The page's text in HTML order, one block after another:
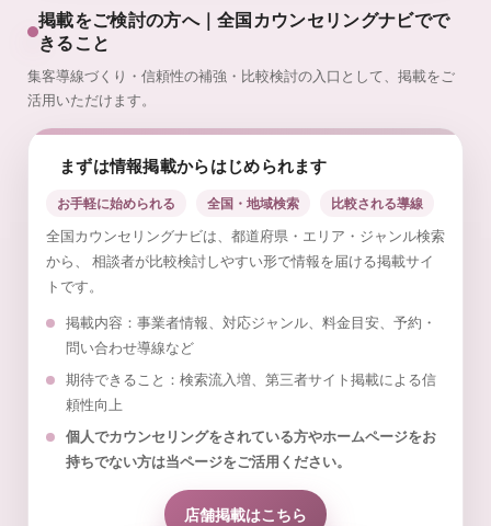
掲載をご検討の方へ｜全国カウンセリングナビでで
きること
集客導線づくり・信頼性の補強・比較検討の入口として、掲載をご
活用いただけます。
まずは情報掲載からはじめられます
お手軽に始められる 全国・地域検索 比較される導線
全国カウンセリングナビは、都道府県・エリア・ジャンル検索
から、 相談者が比較検討しやすい形で情報を届ける掲載サイ
トです。
掲載内容：事業者情報、対応ジャンル、料金目安、予約・
問い合わせ導線など
期待できること：検索流入増、第三者サイト掲載による信
頼性向上
個人でカウンセリングをされている方やホームページをお
持ちでない方は当ページをご活用ください。
店舗掲載はこちら